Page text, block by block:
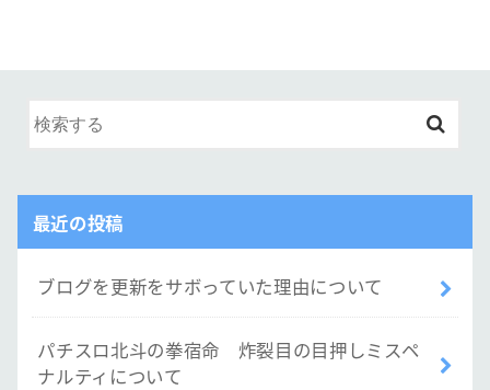
最近の投稿
ブログを更新をサボっていた理由について
パチスロ北斗の拳宿命 炸裂目の目押しミスペ
ナルティについて